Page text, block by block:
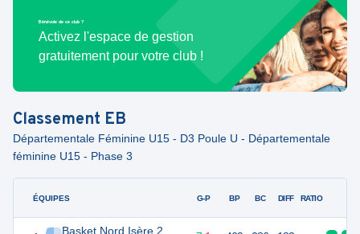
Bénévole de ce club ?
Activez l'espace de gestion
gratuitement pour votre club !
Classement EB
Départementale Féminine U15 - D3 Poule U - Départementale
féminine U15 - Phase 3
ÉQUIPES
Basket Nord Isère 2
G-P BP BC DIFF RATIO